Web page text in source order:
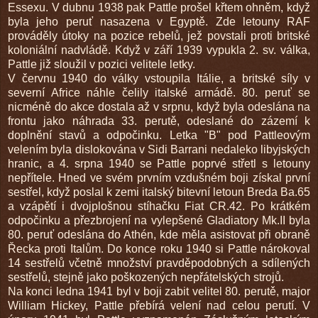
Essexu. V dubnu 1938 pak Pattle prošel křtem ohněm, když
byla jeho peruť nasazena v Egyptě. Zde letouny RAF
prováděly útoky na pozice rebelů, jež povstali proti britské
koloniální nadvládě. Když v září 1939 vypukla 2. sv. válka,
Pattle již sloužil v pozici velitele letky.
V červnu 1940 do války vstoupila Itálie, a britské síly v
severní Africe náhle čelily italské armádě. 80. peruť se
nicméně do akce dostala až v srpnu, když byla odeslána na
frontu jako náhrada 33. perutě, odeslané do zázemí k
doplnění stavů a odpočinku. Letka "B" pod Pattleovým
velením byla dislokována v Sidi Barrani nedaleko libyjských
hranic, a 4. srpna 1940 se Pattle poprvé střetl s letouny
nepřítele. Hned ve svém prvním vzdušném boji získal první
sestřel, když poslal k zemi italský bitevní letoun Breda Ba.65
a vzápětí i dvojplošnou stíhačku Fiat CR.42. Po krátkém
odpočinku a přezbrojení na vylepšené Gladiatory Mk.II byla
80. peruť odeslána do Athén, kde měla asistovat při obraně
Řecka proti Italům. Do konce roku 1940 si Pattle nárokoval
14 sestřelů včetně množství pravděpodobných a sdílených
sestřelů, stejně jako poškozených nepřátelských strojů.
Na konci ledna 1941 byl v boji zabit velitel 80. perutě, major
William Hickey, Pattle přebírá velení nad celou perutí. V